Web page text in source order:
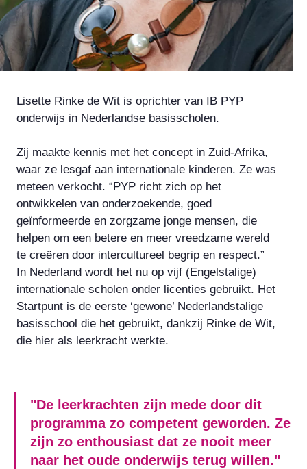
Lisette Rinke de Wit is oprichter van IB PYP
onderwijs in Nederlandse basisscholen.
Zij maakte kennis met het concept in Zuid-Afrika,
waar ze lesgaf aan internationale kinderen. Ze was
meteen verkocht. “PYP richt zich op het
ontwikkelen van onderzoekende, goed
geïnformeerde en zorgzame jonge mensen, die
helpen om een betere en meer vreedzame wereld
te creëren door intercultureel begrip en respect.”
In Nederland wordt het nu op vijf (Engelstalige)
internationale scholen onder licenties gebruikt. Het
Startpunt is de eerste ‘gewone’ Nederlandstalige
basisschool die het gebruikt, dankzij Rinke de Wit,
die hier als leerkracht werkte.
"De leerkrachten zijn mede door dit
programma zo competent geworden. Ze
zijn zo enthousiast dat ze nooit meer
naar het oude onderwijs terug willen."